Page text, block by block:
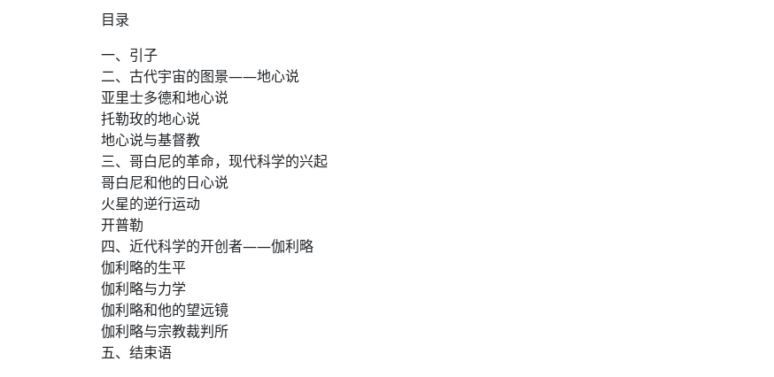
目录
一、引子
二、古代宇宙的图景——地心说
亚里士多德和地心说
托勒玫的地心说
地心说与基督教
三、哥白尼的革命，现代科学的兴起
哥白尼和他的日心说
火星的逆行运动
开普勒
四、近代科学的开创者——伽利略
伽利略的生平
伽利略与力学
伽利略和他的望远镜
伽利略与宗教裁判所
五、结束语